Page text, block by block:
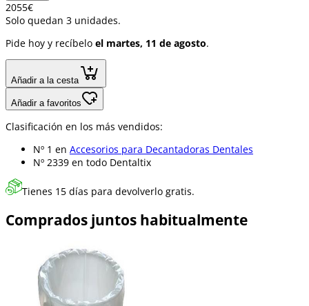
2055€
Solo quedan 3 unidades.
Pide hoy y recíbelo el martes, 11 de agosto.
Añadir a la cesta
Añadir a favoritos
Clasificación en los más vendidos:
Nº 1 en Accesorios para Decantadoras Dentales
Nº 2339 en todo Dentaltix
Tienes 15 días para devolverlo gratis.
Comprados juntos habitualmente